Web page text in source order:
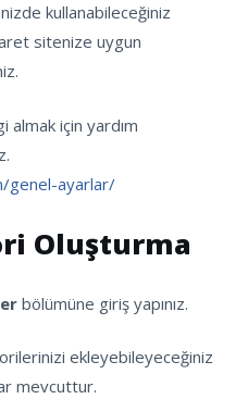
kullanabileceğiniz
sitenize uygun
almak için yardım
genel-ayarlar/
Oluşturma
bölümüne giriş yapınız.
ekleyebileyeceğiniz
mevcuttur.